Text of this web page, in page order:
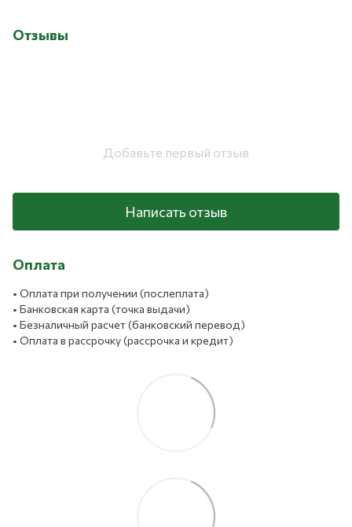
Отзывы
Добавьте первый отзыв
Написать отзыв
Оплата
• Оплата при получении (послеплата)
• Банковская карта (точка выдачи)
• Безналичный расчет (банковский перевод)
• Оплата в рассрочку (рассрочка и кредит)